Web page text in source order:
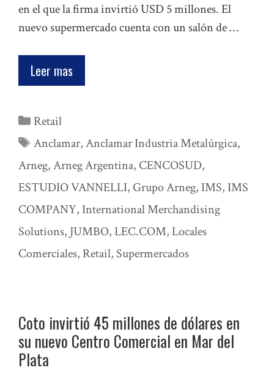
en el que la firma invirtió USD 5 millones. El
nuevo supermercado cuenta con un salón de …
Leer mas
Categorías
Retail
Etiquetas
Anclamar,Anclamar Industria Metalúrgica,
Arneg,Arneg Argentina, CENCOSUD,
ESTUDIO VANNELLI, Grupo Arneg, IMS, IMS
COMPANY, International Merchandising
Solutions, JUMBO,LEC.COM,Locales
Comerciales, Retail, Supermercados
Coto invirtió 45 millones de dólares en
su nuevo Centro Comercial en Mar del
Plata